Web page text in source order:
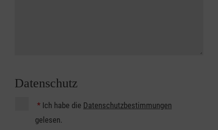
Datenschutz
* Ich habe die Datenschutzbestimmungen
gelesen.